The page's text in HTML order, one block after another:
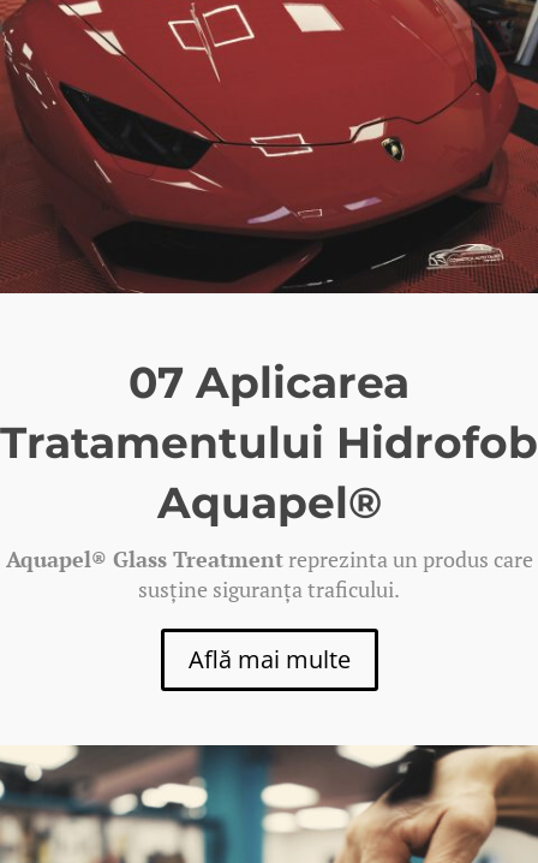
07 Aplicarea
Tratamentului Hidrofob
Aquapel®
Aquapel® Glass Treatmentreprezinta un produs care
susține siguranța traficului.
Află mai multe